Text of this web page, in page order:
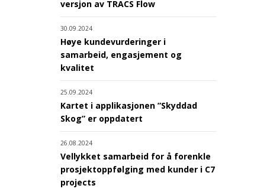
versjon av TRACS Flow
30.09.2024
Høye kundevurderinger i
samarbeid, engasjement og
kvalitet
25.09.2024
Kartet i applikasjonen ”Skyddad
Skog” er oppdatert
26.08.2024
Vellykket samarbeid for å forenkle
prosjektoppfølging med kunder i C7
projects